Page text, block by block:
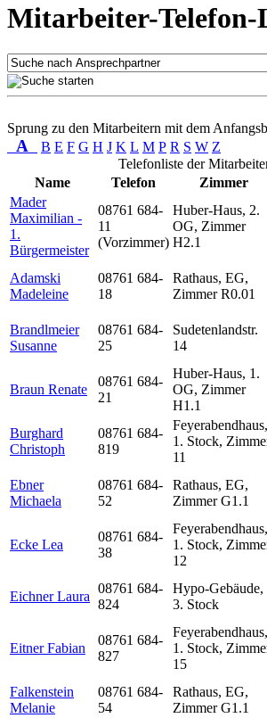
Mitarbeiter-Telefon-
Sprung zu den Mitarbeitern mit dem
A B E F G H J K L M P R S W Z
Telefonliste der
Name
Telefon Zimmer
Mader
Maximilian -
1.
Bürgermeister
08761 684-
11
(Vorzimmer)
Huber-Haus, 2.
OG, Zimmer
H2.1
Adamski
Madeleine
08761 684-
18
Rathaus, EG,
Zimmer R0.01
Brandlmeier
Susanne
08761 684-
25
Sudetenlandstr.
14
Braun Renate
08761 684-
21
Huber-Haus, 1.
OG, Zimmer
H1.1
Burghard
Christoph
08761 684-
819
Feyerabendhaus,
1. Stock,
11
Ebner
Michaela
08761 684-
52
Rathaus, EG,
Zimmer G1.1
Ecke Lea
08761 684-
38
Feyerabendhaus,
1. Stock,
12
Eichner Laura
08761 684-
824
Hypo-Gebäude,
3. Stock
Eitner Fabian
08761 684-
827
Feyerabendhaus,
1. Stock,
15
Falkenstein
Melanie
08761 684-
54
Rathaus, EG,
Zimmer G1.1